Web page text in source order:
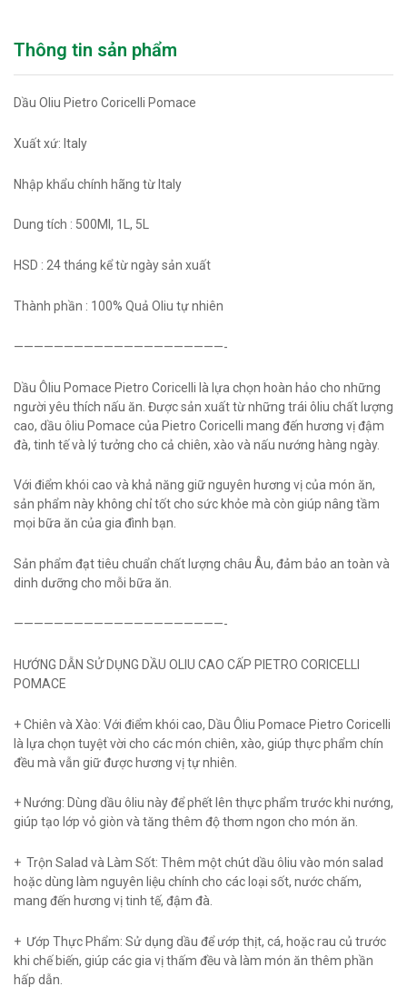
Thông tin sản phẩm
Dầu Oliu Pietro Coricelli Pomace
Xuất xứ: Italy
Nhập khẩu chính hãng từ Italy
Dung tích : 500Ml, 1L, 5L
HSD : 24 tháng kể từ ngày sản xuất
Thành phần : 100% Quả Oliu tự nhiên
—————————————————————-
Dầu Ôliu Pomace Pietro Coricelli là lựa chọn hoàn hảo cho những
người yêu thích nấu ăn. Được sản xuất từ những trái ôliu chất lượng
cao, dầu ôliu Pomace của Pietro Coricelli mang đến hương vị đậm
đà, tinh tế và lý tưởng cho cả chiên, xào và nấu nướng hàng ngày.
Với điểm khói cao và khả năng giữ nguyên hương vị của món ăn,
sản phẩm này không chỉ tốt cho sức khỏe mà còn giúp nâng tầm
mọi bữa ăn của gia đình bạn.
Sản phẩm đạt tiêu chuẩn chất lượng châu Âu, đảm bảo an toàn và
dinh dưỡng cho mỗi bữa ăn.
—————————————————————-
HƯỚNG DẪN SỬ DỤNG DẦU OLIU CAO CẤP PIETRO CORICELLI
POMACE
+ Chiên và Xào: Với điểm khói cao, Dầu Ôliu Pomace Pietro Coricelli
là lựa chọn tuyệt vời cho các món chiên, xào, giúp thực phẩm chín
đều mà vẫn giữ được hương vị tự nhiên.
+ Nướng: Dùng dầu ôliu này để phết lên thực phẩm trước khi nướng,
giúp tạo lớp vỏ giòn và tăng thêm độ thơm ngon cho món ăn.
+ Trộn Salad và Làm Sốt: Thêm một chút dầu ôliu vào món salad
hoặc dùng làm nguyên liệu chính cho các loại sốt, nước chấm,
mang đến hương vị tinh tế, đậm đà.
+ Ướp Thực Phẩm: Sử dụng dầu để ướp thịt, cá, hoặc rau củ trước
khi chế biến, giúp các gia vị thấm đều và làm món ăn thêm phần
hấp dẫn.